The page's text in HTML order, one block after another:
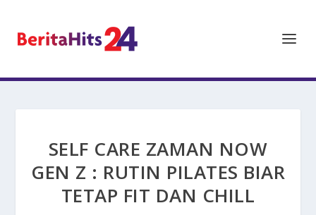
SELF CARE ZAMAN NOW
GEN Z : RUTIN PILATES BIAR
TETAP FIT DAN CHILL